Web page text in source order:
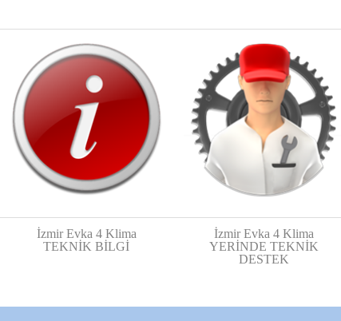
İzmir Evka 4 Klima
TEKNİK BİLGİ
İzmir Evka 4 Klima
YERİNDE TEKNİK
DESTEK